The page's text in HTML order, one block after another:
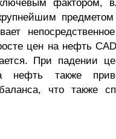
фактором,
цен на нефть
При падении
также
что также